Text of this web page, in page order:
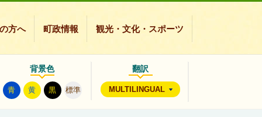
方へ 町政情報 観光・文化・スポーツ
背景色
青 黄 黒 標準
翻訳
MULTILINGUAL